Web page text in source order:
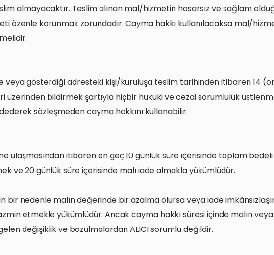
almayacaktır. Teslim alınan mal/hizmetin hasarsız ve sağlam
özenle korunmak zorundadır. Cayma hakkı kullanılacaksa mal/
veya gösterdiği adresteki kişi/kuruluşa teslim tarihinden itibaren 14
üzerinden bildirmek şartıyla hiçbir hukuki ve cezai sorumluluk
sözleşmeden cayma hakkını kullanabilir.
ulaşmasından itibaren en geç 10 günlük süre içerisinde toplam bedeli
ve 20 günlük süre içerisinde malı iade almakla yükümlüdür.
bir nedenle malın değerinde bir azalma olursa veya iade
etmekle yükümlüdür. Ancak cayma hakkı süresi içinde malın
değişiklik ve bozulmalardan ALICI sorumlu değildir.